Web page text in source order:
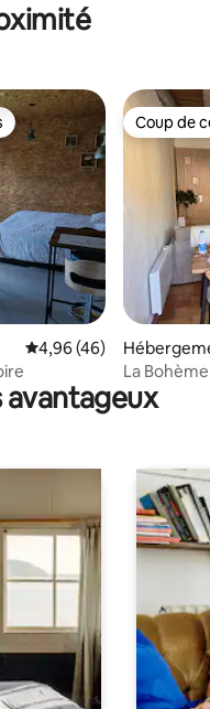
: 4,88 sur 5
plus appréciés
Évaluation moyenne sur
4,96 (46)
Coup de
Coup de
La
confort